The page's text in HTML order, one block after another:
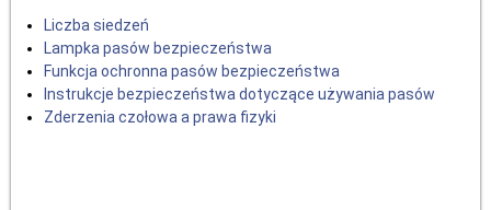
Liczba siedzeń
Lampka pasów bezpieczeństwa
Funkcja ochronna pasów bezpieczeństwa
Instrukcje bezpieczeństwa dotyczące używania pasów
Zderzenia czołowa a prawa fizyki